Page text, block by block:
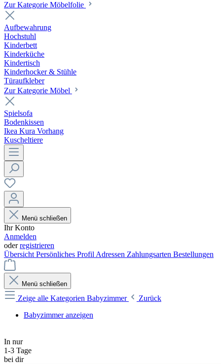
Zur Kategorie Möbelfolie
Aufbewahrung
Hochstuhl
Kinderbett
Kinderküche
Kindertisch
Kinderhocker & Stühle
Türaufkleber
Zur Kategorie Möbel
Spielsofa
Bodenkissen
Ikea Kura Vorhang
Kuscheltiere
Menü schließen
Ihr Konto
Anmelden
oderregistrieren
Übersicht Persönliches Profil Adressen Zahlungsarten Bestellungen
Menü schließen
Zeige alle Kategorien Babyzimmer
Zurück
Babyzimmer anzeigen
In nur
1-3 Tage
bei dir